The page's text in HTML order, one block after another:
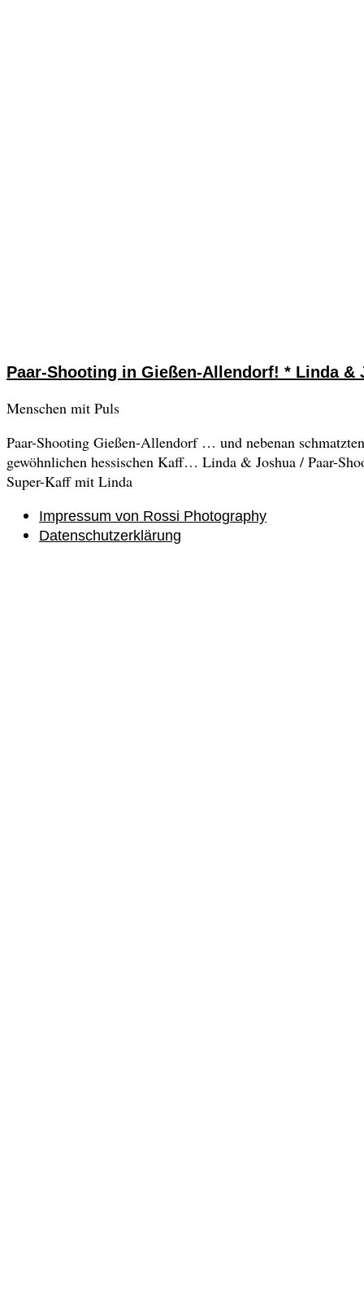
Paar-Shooting in Gießen-Allendorf! * Linda &
Menschen mit Puls
Paar-Shooting Gießen-Allendorf … und nebenan
gewöhnlichen hessischen Kaff… Linda & Joshua / Paar-
Super-Kaff mit Linda
Impressum von Rossi Photography
Datenschutzerklärung